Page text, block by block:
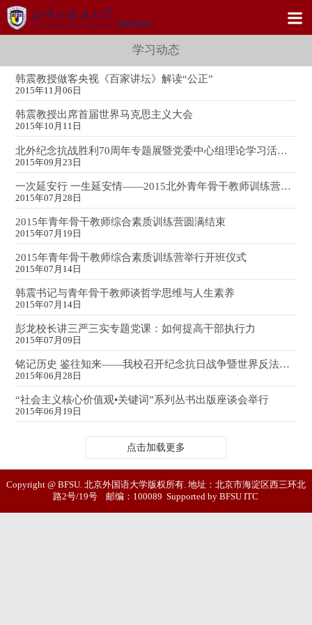
学习动态
韩震教授做客央视《百家讲坛》解读“公正”
2015年11月06日
韩震教授出席首届世界马克思主义大会
2015年10月11日
北外纪念抗战胜利70周年专题展暨党委中心组理论学习活动举办
2015年09月23日
一次延安行 一生延安情——2015北外青年骨干教师训练营延安之行侧记
2015年07月28日
2015年青年骨干教师综合素质训练营圆满结束
2015年07月19日
2015年青年骨干教师综合素质训练营举行开班仪式
2015年07月14日
韩震书记与青年骨干教师谈哲学思维与人生素养
2015年07月14日
彭龙校长讲三严三实专题党课：如何提高干部执行力
2015年07月09日
铭记历史 鉴往知来——我校召开纪念抗日战争暨世界反法西斯战争胜利70周年座谈会
2015年06月28日
“社会主义核心价值观•关键词”系列丛书出版座谈会举行
2015年06月19日
点击加载更多
Copyright @ BFSU. 北京外国语大学版权所有. 地址：北京市海淀区西三环北
路2号/19号 邮编：100089 Supported by BFSU ITC